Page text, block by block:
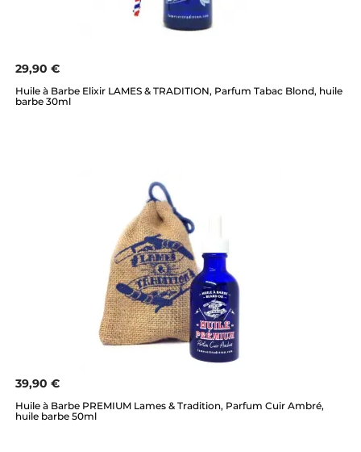
29,90 €
Huile à Barbe Elixir LAMES & TRADITION, Parfum Tabac Blond, huile
barbe 30ml
39,90 €
Huile à Barbe PREMIUM Lames & Tradition, Parfum Cuir Ambré,
huile barbe 50ml